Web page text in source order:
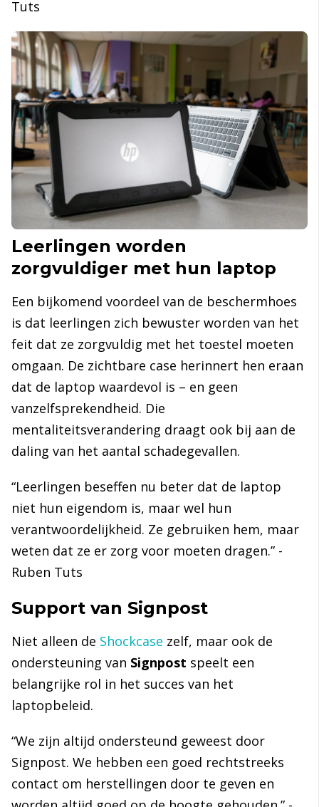
Tuts
Leerlingen worden
zorgvuldiger met hun laptop
Een bijkomend voordeel van de beschermhoes
is dat leerlingen zich bewuster worden van het
feit dat ze zorgvuldig met het toestel moeten
omgaan. De zichtbare case herinnert hen eraan
dat de laptop waardevol is – en geen
vanzelfsprekendheid. Die
mentaliteitsverandering draagt ook bij aan de
daling van het aantal schadegevallen.
“Leerlingen beseffen nu beter dat de laptop
niet hun eigendom is, maar wel hun
verantwoordelijkheid. Ze gebruiken hem, maar
weten dat ze er zorg voor moeten dragen.” -
Ruben Tuts
Support van Signpost
Niet alleen de Shockcase zelf, maar ook de
ondersteuning van Signpost speelt een
belangrijke rol in het succes van het
laptopbeleid.
“We zijn altijd ondersteund geweest door
Signpost. We hebben een goed rechtstreeks
contact om herstellingen door te geven en